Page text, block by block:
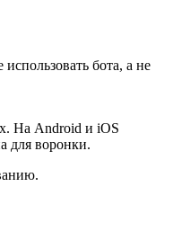
бота, а не
На Android и iOS
для воронки.